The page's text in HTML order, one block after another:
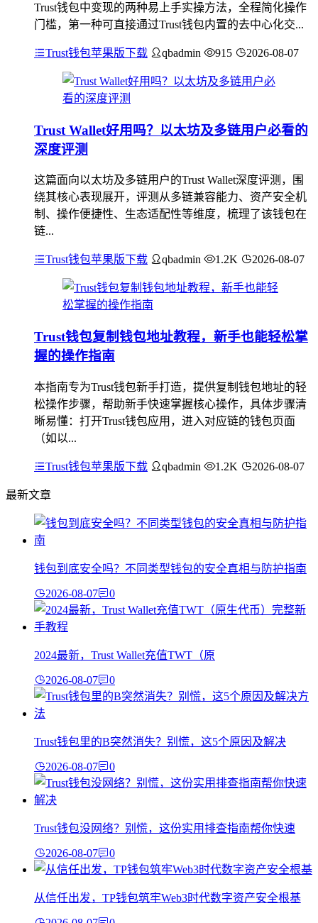
Trust钱包中变现的两种易上手实操方法，全程简化操作
门槛，第一种可直接通过Trust钱包内置的去中心化交...
Trust钱包苹果版下载 qbadmin 915 2026-08-07
Trust Wallet好用吗？以太坊及多链用户必看的
深度评测
这篇面向以太坊及多链用户的Trust Wallet深度评测，围
绕其核心表现展开，评测从多链兼容能力、资产安全机
制、操作便捷性、生态适配性等维度，梳理了该钱包在
链...
Trust钱包苹果版下载 qbadmin 1.2K 2026-08-07
Trust钱包复制钱包地址教程，新手也能轻松掌
握的操作指南
本指南专为Trust钱包新手打造，提供复制钱包地址的轻
松操作步骤，帮助新手快速掌握核心操作，具体步骤清
晰易懂：打开Trust钱包应用，进入对应链的钱包页面
（如以...
Trust钱包苹果版下载 qbadmin 1.2K 2026-08-07
最新文章
钱包到底安全吗？不同类型钱包的安全真相与防护指南
2026-08-07 0
2024最新，Trust Wallet充值TWT（原
2026-08-07 0
Trust钱包里的B突然消失？别慌，这5个原因及解决
2026-08-07 0
Trust钱包没网络？别慌，这份实用排查指南帮你快速
2026-08-07 0
从信任出发，TP钱包筑牢Web3时代数字资产安全根基